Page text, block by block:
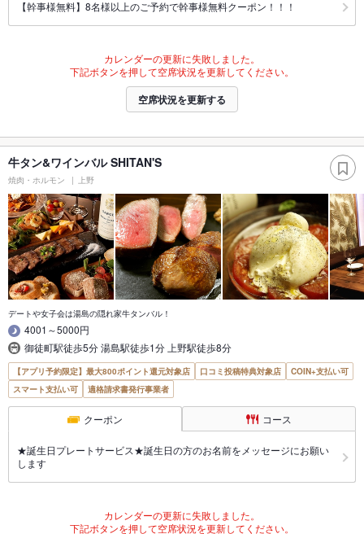
【幹事様無料】8名様以上のご予約で幹事様無料クーポン！！！
カレンダーの更新に失敗しました。
下記ボタンを押して空席状況を更新してください。
空席状況を更新する
牛タン&ワインバル SHITAN'S
焼肉・ホルモン 上野
デートや女子会は湯島の隠れ家牛タンバル！
4001～5000円
御徒町駅徒歩5分 湯島駅徒歩1分 上野駅徒歩8分
【アプリ予約限定】最大800ポイント還元対象店 口コミ投稿特典対象店
COIN+支払い可
スマート支払い可
適格請求書発行事業者
クーポン コース
★誕生日プレートサービス★誕生日の方のお名前をメッセージにお願い
します
カレンダーの更新に失敗しました。
下記ボタンを押して空席状況を更新してください。